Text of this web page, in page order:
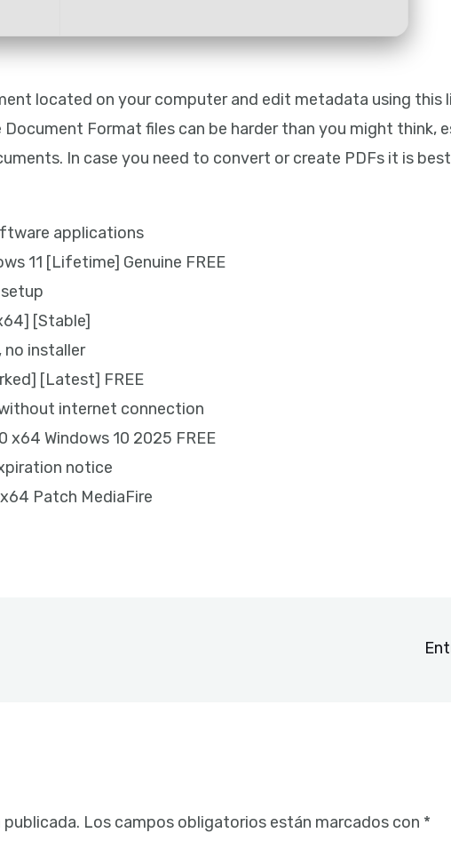
located on your computer and edit metadata using this
Format files can be harder than you might think,
In case you need to convert or create PDFs it is
applications
11 [Lifetime] Genuine FREE
[Stable]
no installer
[Latest] FREE
internet connection
x64 Windows 10 2025 FREE
notice
Patch MediaFire
Los campos obligatorios están marcados con *